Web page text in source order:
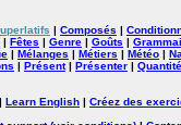
| Composés |
| Fêtes | Genre | Goûts |
| Mélanges | Métiers | Météo |
| Présent| Présenter | Quantité
| Learn English | Créez des